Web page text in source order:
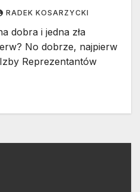
RADEK KOSARZYCKI
dobra i jedna zła
No dobrze, najpierw
Reprezentantów